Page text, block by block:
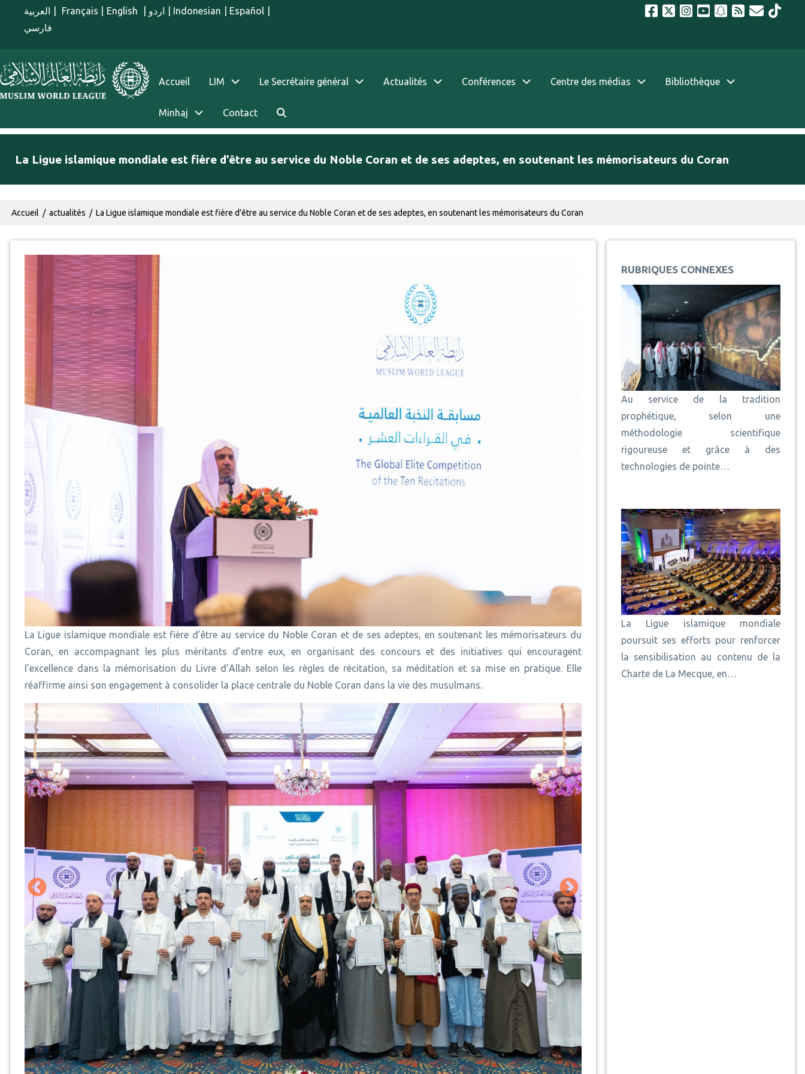
Aller au contenu principal
العربية Français English اردو Indonesian Español
فارسي
menu french
Accueil LIM Le Secrétaire général Actualités Conférences Centre des médias Bibliothèque
Minhaj Contact
La Ligue islamique mondiale est fière d’être au service du Noble Coran et de ses adeptes, en soutenant les mémorisateurs du Coran
Fil d'Ariane
Accueil actualités La Ligue islamique mondiale est fière d’être au service du Noble Coran et de ses adeptes, en soutenant les mémorisateurs du Coran
La Ligue islamique mondiale est fière d’être au service du Noble Coran et de ses adeptes, en soutenant les mémorisateurs du
Coran, en accompagnant les plus méritants d’entre eux, en organisant des concours et des initiatives qui encouragent
l’excellence dans la mémorisation du Livre d’Allah selon les règles de récitation, sa méditation et sa mise en pratique. Elle
réaffirme ainsi son engagement à consolider la place centrale du Noble Coran dans la vie des musulmans.
RUBRIQUES CONNEXES
Au service de la tradition
prophétique, selon une
méthodologie scientifique
rigoureuse et grâce à des
technologies de pointe…
La Ligue islamique mondiale
poursuit ses efforts pour renforcer
la sensibilisation au contenu de la
Charte de La Mecque, en…